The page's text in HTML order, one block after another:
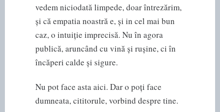
vedem niciodată limpede, doar întrezărim,
și că empatia noastră e, și in cel mai bun
caz, o intuiție imprecisă. Nu în agora
publică, aruncând cu vină și rușine, ci în
încăperi calde și sigure.
Nu pot face asta aici. Dar o poți face
dumneata, cititorule, vorbind despre tine.